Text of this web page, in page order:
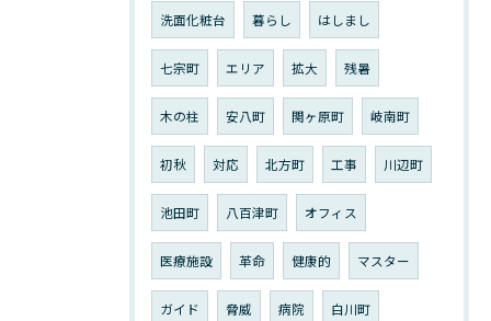
洗面化粧台 暮らし はしまし
七宗町 エリア 拡大 残暑
木の柱 安八町 関ヶ原町 岐南町
初秋 対応 北方町 工事 川辺町
池田町 八百津町 オフィス
医療施設 革命 健康的 マスター
ガイド 脅威 病院 白川町